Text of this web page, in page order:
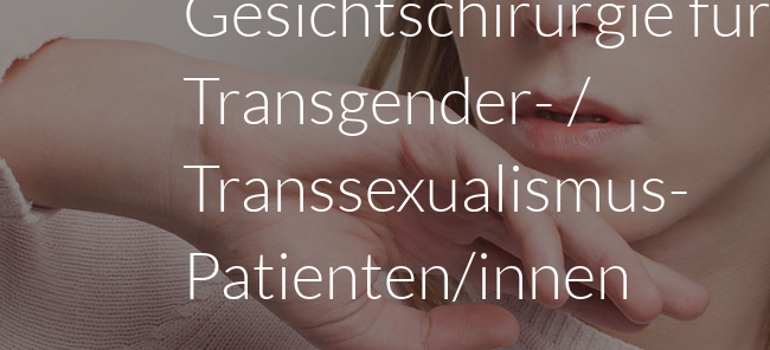
Transgender- /
Transsexualismus-
Patienten/innen